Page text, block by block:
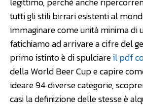
tutti gli stili birrari esistenti al
immaginare come unità minima di
fatichiamo ad arrivare a cifre del
primo istinto è di spulciareil pdf
della World Beer Cup e capire
ideare 94 diverse categorie,
casi la definizione delle stesse è